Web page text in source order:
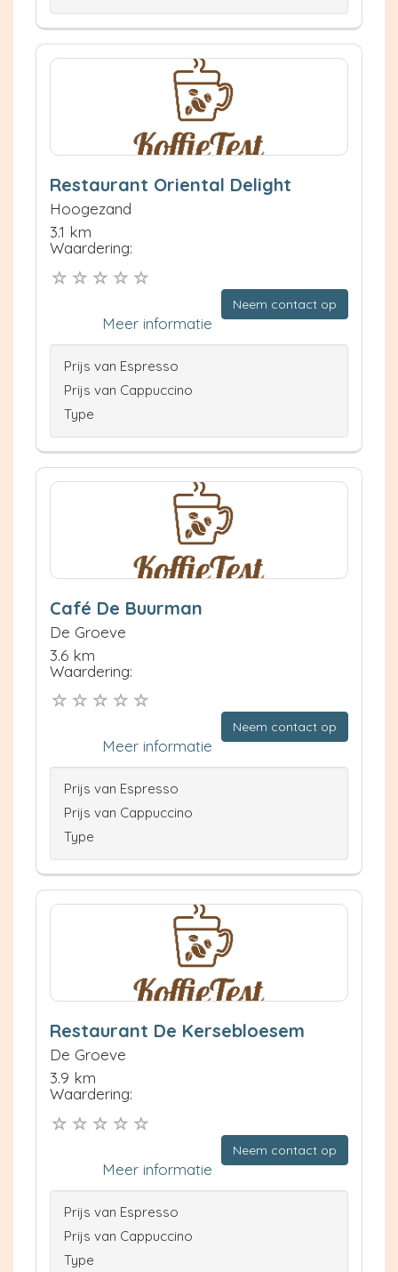
Restaurant Oriental Delight
Hoogezand
3.1 km
Waardering:
Neem contact op
Meer informatie
Prijs van Espresso
Prijs van Cappuccino
Type
Café De Buurman
De Groeve
3.6 km
Waardering:
Neem contact op
Meer informatie
Prijs van Espresso
Prijs van Cappuccino
Type
Restaurant De Kersebloesem
De Groeve
3.9 km
Waardering:
Neem contact op
Meer informatie
Prijs van Espresso
Prijs van Cappuccino
Type